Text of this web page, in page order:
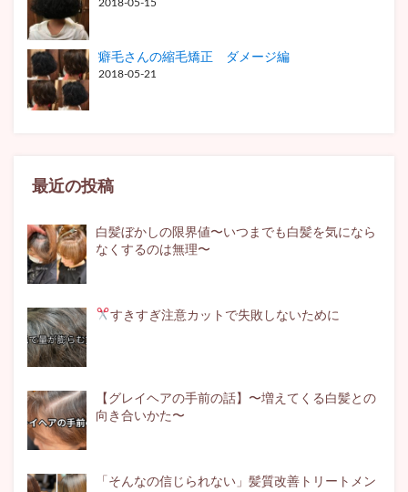
2018-05-15
癖毛さんの縮毛矯正 ダメージ編
2018-05-21
最近の投稿
白髪ぼかしの限界値〜いつまでも白髪を気になら
なくするのは無理〜
すきすぎ注意カットで失敗しないために
【グレイヘアの手前の話】〜増えてくる白髪との
向き合いかた〜
「そんなの信じられない」髪質改善トリートメン